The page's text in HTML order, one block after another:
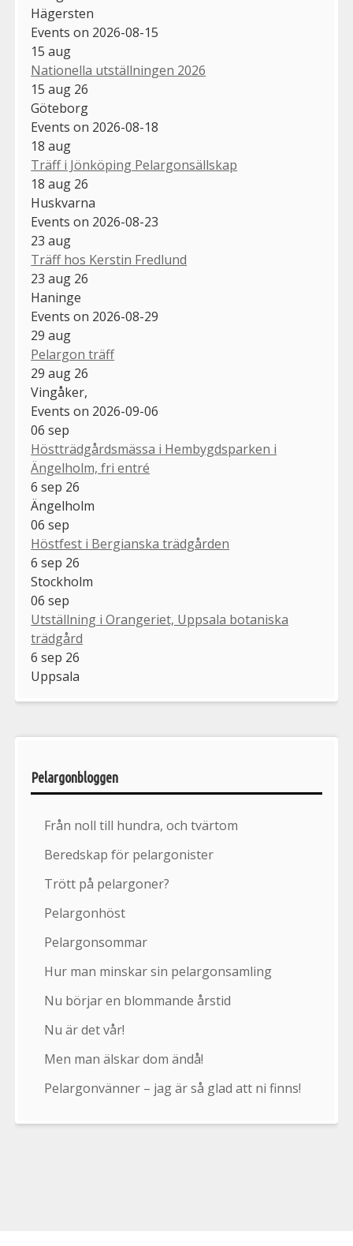
Hägersten
Events on 2026-08-15
15 aug
Nationella utställningen 2026
15 aug 26
Göteborg
Events on 2026-08-18
18 aug
Träff i Jönköping Pelargonsällskap
18 aug 26
Huskvarna
Events on 2026-08-23
23 aug
Träff hos Kerstin Fredlund
23 aug 26
Haninge
Events on 2026-08-29
29 aug
Pelargon träff
29 aug 26
Vingåker,
Events on 2026-09-06
06 sep
Höstträdgårdsmässa i Hembygdsparken i
Ängelholm, fri entré
6 sep 26
Ängelholm
06 sep
Höstfest i Bergianska trädgården
6 sep 26
Stockholm
06 sep
Utställning i Orangeriet, Uppsala botaniska
trädgård
6 sep 26
Uppsala
Pelargonbloggen
Från noll till hundra, och tvärtom
Beredskap för pelargonister
Trött på pelargoner?
Pelargonhöst
Pelargonsommar
Hur man minskar sin pelargonsamling
Nu börjar en blommande årstid
Nu är det vår!
Men man älskar dom ändå!
Pelargonvänner – jag är så glad att ni finns!